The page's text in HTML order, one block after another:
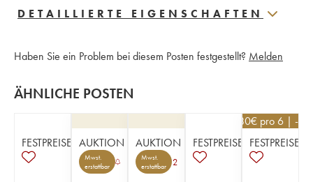
DETAILLIERTE EIGENSCHAFTEN
Haben Sie ein Problem bei diesem Posten festgestellt? Melden
ÄHNLICHE POSTEN
FESTPREISE AUKTION
Mwst.
erstattbar
AUKTION
Mwst.
erstattbar
2
FESTPREISE
28,80€ pro 6 | -
FESTPREISE